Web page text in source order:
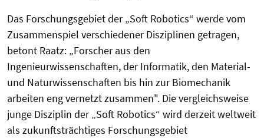
Das Forschungsgebiet der „Soft Robotics“ werde vom
Zusammenspiel verschiedener Disziplinen getragen,
betont Raatz: „Forscher aus den
Ingenieurwissenschaften, der Informatik, den Material-
und Naturwissenschaften bis hin zur Biomechanik
arbeiten eng vernetzt zusammen". Die vergleichsweise
junge Disziplin der „Soft Robotics“ wird derzeit weltweit
als zukunftsträchtiges Forschungsgebiet